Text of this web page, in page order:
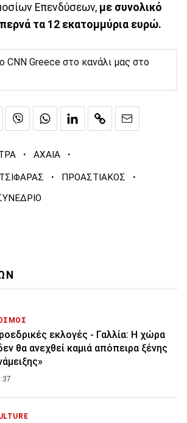
Επενδύσεων, με συνολικό
τα 12 εκατομμύρια ευρώ.
CNN Greece στο κανάλι μας στο
· ΑΧΑΙΑ ·
· ΠΡΟΑΣΤΙΑΚΟΣ ·
εκλογές - Γαλλία: Η χώρα
θα ανεχθεί καμιά απόπειρα ξένης